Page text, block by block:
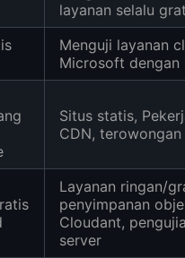
layanan selalu
Menguji layanan
Microsoft dengan
Situs statis,
CDN, terowongan
Layanan ringan/
penyimpanan
Cloudant,
server